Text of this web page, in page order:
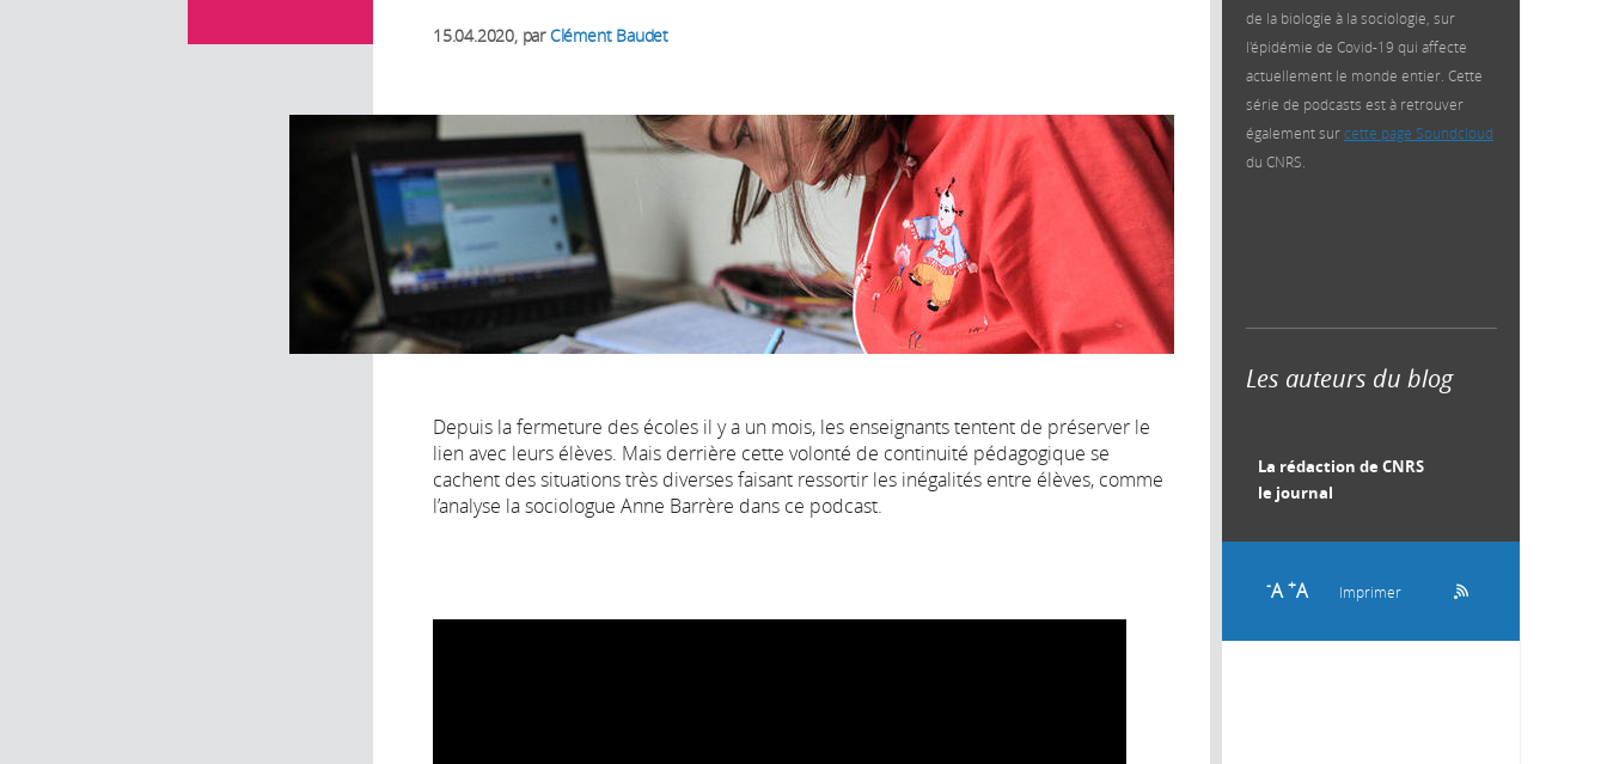
de la biologie à la sociologie, sur
l'épidémie de Covid-19 qui affecte
actuellement le monde entier. Cette
série de podcasts est à retrouver
également surcette page Soundcloud
du CNRS.
Les auteurs du blog
La rédaction de CNRS
le journal
-A +A Imprimer
15.04.2020, parClément Baudet
Depuis la fermeture des écoles il y a un mois, les enseignants tentent de préserver le
lien avec leurs élèves. Mais derrière cette volonté de continuité pédagogique se
cachent des situations très diverses faisant ressortir les inégalités entre élèves, comme
l’analyse la sociologue Anne Barrère dans ce podcast.